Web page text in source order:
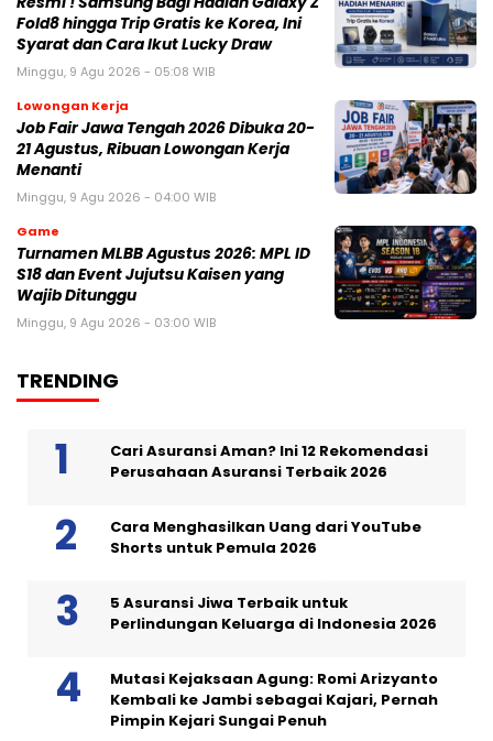
Fold8 hingga Trip Gratis ke Korea, Ini
Syarat dan Cara Ikut Lucky Draw
Minggu, 9 Agu 2026 - 05:08 WIB
Lowongan Kerja
Job Fair Jawa Tengah 2026 Dibuka 20-
21 Agustus, Ribuan Lowongan Kerja
Menanti
Minggu, 9 Agu 2026 - 04:00 WIB
Game
Turnamen MLBB Agustus 2026: MPL ID
S18 dan Event Jujutsu Kaisen yang
Wajib Ditunggu
Minggu, 9 Agu 2026 - 03:00 WIB
TRENDING
Cari Asuransi Aman? Ini 12 Rekomendasi
Perusahaan Asuransi Terbaik 2026
Cara Menghasilkan Uang dari YouTube
Shorts untuk Pemula 2026
5 Asuransi Jiwa Terbaik untuk
Perlindungan Keluarga di Indonesia 2026
Mutasi Kejaksaan Agung: Romi Arizyanto
Kembali ke Jambi sebagai Kajari, Pernah
Pimpin Kejari Sungai Penuh